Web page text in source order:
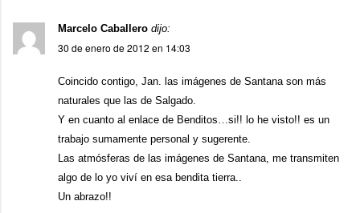
Marcelo Caballero dijo:
30 de enero de 2012 en 14:03
Coincido contigo, Jan. las imágenes de Santana son más
naturales que las de Salgado.
Y en cuanto al enlace de Benditos…si!! lo he visto!! es un
trabajo sumamente personal y sugerente.
Las atmósferas de las imágenes de Santana, me transmiten
algo de lo yo viví en esa bendita tierra..
Un abrazo!!